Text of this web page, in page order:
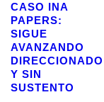
CASO INA
PAPERS:
SIGUE
AVANZANDO
DIRECCIONADO
Y SIN
SUSTENTO